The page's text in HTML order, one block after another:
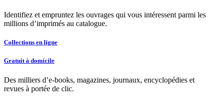
Identifiez et empruntez les ouvrages qui vous intéressent parmi les
millions d’imprimés au catalogue.
Collections en ligne
Gratuit à domicile
Des milliers d’e-books, magazines, journaux, encyclopédies et
revues à portée de clic.